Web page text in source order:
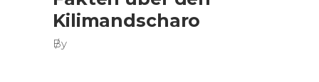
Kilimandscharo
By